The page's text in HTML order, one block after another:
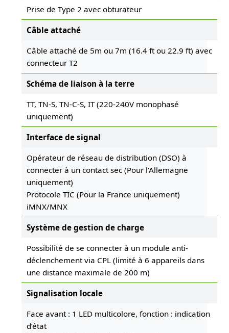
Prise de Type 2 avec obturateur
Câble attaché
Câble attaché de 5m ou 7m (16.4 ft ou 22.9 ft) avec
connecteur T2
Schéma de liaison à la terre
TT, TN-S, TN-C-S, IT (220-240V monophasé
uniquement)
Interface de signal
Opérateur de réseau de distribution (DSO) à
connecter à un contact sec (Pour l’Allemagne
uniquement)
Protocole TIC (Pour la France uniquement)
iMNX/MNX
Système de gestion de charge
Possibilité de se connecter à un module anti-
déclenchement via CPL (limité à 6 appareils dans
une distance maximale de 200 m)
Signalisation locale
Face avant : 1 LED multicolore, fonction : indication
d’état